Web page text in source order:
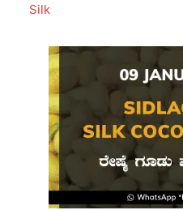
In relation to
Silk